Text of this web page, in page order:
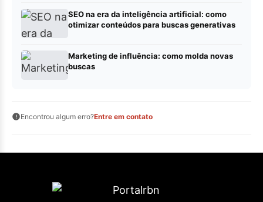
SEO na era da inteligência artificial: como
otimizar conteúdos para buscas generativas
Marketing de influência: como molda novas
buscas
Encontrou algum erro?Entre em contato